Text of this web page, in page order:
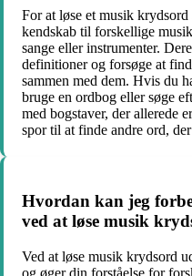
For at løse et musik
kendskab til forskellige
sange eller instrumenter.
definitioner og forsøge at
sammen med dem. Hvis du
bruge en ordbog eller søge
med bogstaver, der allerede
spor til at finde andre ord,
Hvordan kan jeg
ved at løse musik
Ved at løse musik krydsord